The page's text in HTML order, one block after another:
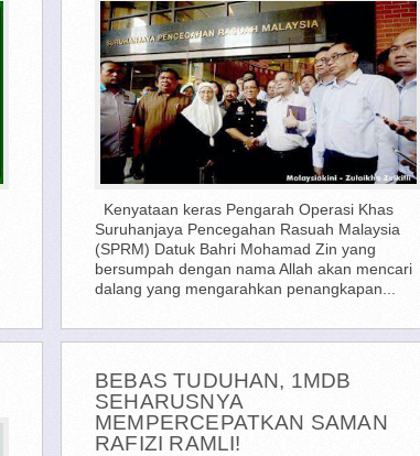
Kenyataan keras Pengarah Operasi Khas
Suruhanjaya Pencegahan Rasuah Malaysia
(SPRM) Datuk Bahri Mohamad Zin yang
bersumpah dengan nama Allah akan mencari
dalang yang mengarahkan penangkapan...
BEBAS TUDUHAN, 1MDB
SEHARUSNYA
MEMPERCEPATKAN SAMAN
RAFIZI RAMLI!